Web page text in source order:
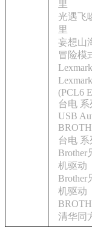
里
光遇飞
里
妄想山
冒险模
(PCL6
台电
USB
台电
Brother
机驱动
Brother
机驱动
清华同